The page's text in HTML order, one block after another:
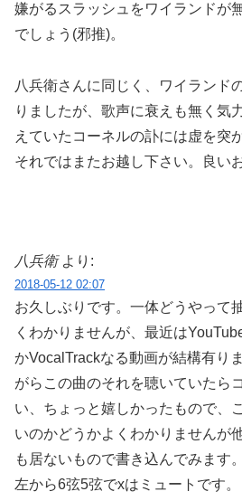
嫌がるスラッシュをワイランドが
でしょう(邪推)。
八兵衛さんに同じく、ワイランド
りましたが、歌声に衰えも無く気
えていたコーネルの訃には虚を突
それではまたお越し下さい。良い
八兵衛 より:
2018-05-12 02:07
お久しぶりです。一体どうやって
くわかりませんが、最近は
かVocalTrackなる動画が結構有り
がらこの曲のそれを聴いていたら
い、ちょっと嬉しかったもので、
いのかどうかよくわかりませんが
も居ないもので書き込んでみます。
左から6弦5弦でxはミュートです